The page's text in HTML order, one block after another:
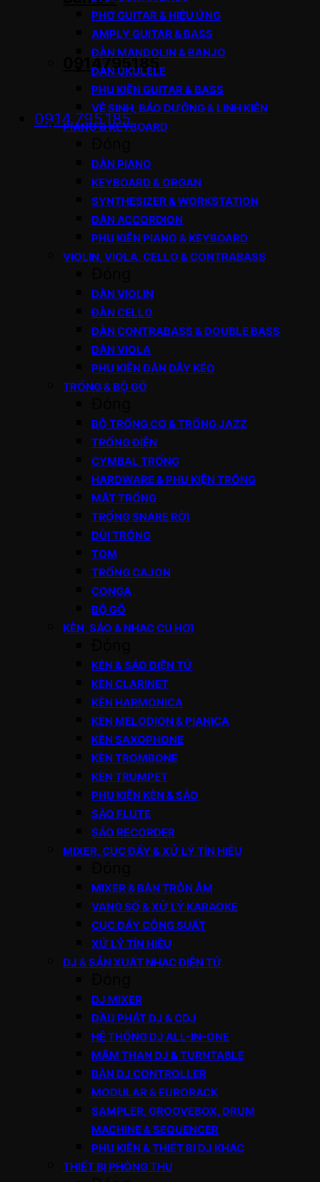
0914795185
0914.795.185
PHƠ GUITAR & HIỆU ỨNG
AMPLY GUITAR & BASS
ĐÀN MANDOLIN & BANJO
ĐÀN UKULELE
PHỤ KIỆN GUITAR & BASS
VỆ SINH, BẢO DƯỠNG & LINH KIỆN
PIANO & KEYBOARD
ĐÀN PIANO
KEYBOARD & ORGAN
SYNTHESIZER & WORKSTATION
ĐÀN ACCORDION
PHỤ KIỆN PIANO & KEYBOARD
VIOLIN, VIOLA, CELLO & CONTRABASS
ĐÀN VIOLIN
ĐÀN CELLO
ĐÀN CONTRABASS & DOUBLE BASS
ĐÀN VIOLA
PHỤ KIỆN ĐÀN DÂY KÉO
TRỐNG & BỘ GÕ
BỘ TRỐNG CƠ & TRỐNG JAZZ
TRỐNG ĐIỆN
CYMBAL TRỐNG
HARDWARE & PHỤ KIỆN TRỐNG
MẶT TRỐNG
TRỐNG SNARE RỜI
DÙI TRỐNG
TOM
TRỐNG CAJON
CONGA
BỘ GÕ
KÈN, SÁO & NHẠC CỤ HƠI
KÈN & SÁO ĐIỆN TỬ
KÈN CLARINET
KÈN HARMONICA
KÈN MELODION & PIANICA
KÈN SAXOPHONE
KÈN TROMBONE
KÈN TRUMPET
PHỤ KIỆN KÈN & SÁO
SÁO FLUTE
SÁO RECORDER
MIXER, CỤC ĐẨY & XỬ LÝ TÍN HIỆU
MIXER & BÀN TRỘN ÂM
VANG SỐ & XỬ LÝ KARAOKE
CỤC ĐẨY CÔNG SUẤT
XỬ LÝ TÍN HIỆU
DJ & SẢN XUẤT NHẠC ĐIỆN TỬ
DJ MIXER
ĐẦU PHÁT DJ & CDJ
HỆ THỐNG DJ ALL-IN-ONE
MÂM THAN DJ & TURNTABLE
BÀN DJ CONTROLLER
MODULAR & EURORACK
SAMPLER, GROOVEBOX, DRUM
MACHINE & SEQUENCER
PHỤ KIỆN & THIẾT BỊ DJ KHÁC
THIẾT BỊ PHÒNG THU